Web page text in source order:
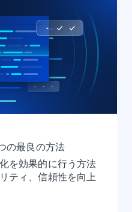
の最良の方法
を効果的に行う方法
ティ、信頼性を向上